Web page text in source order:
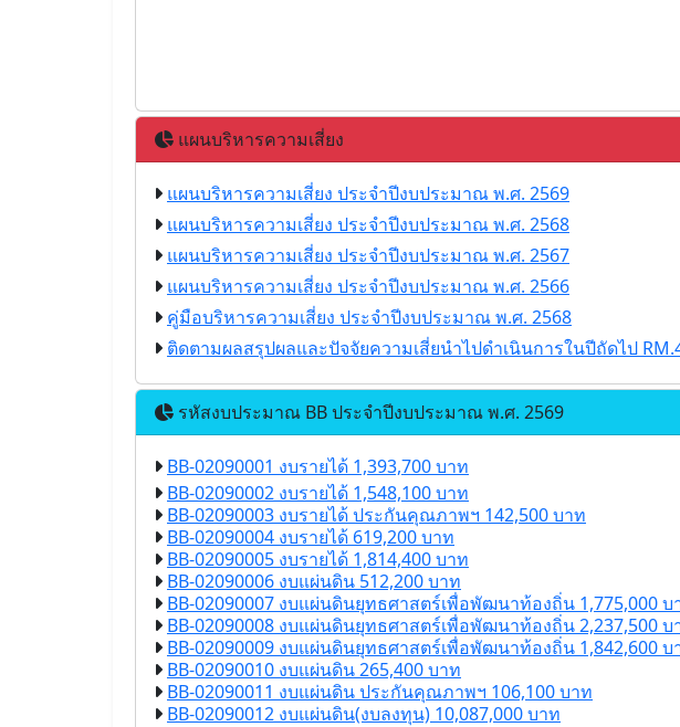
แผนบริหารความเสี่ยง
แผนบริหารความเสี่ยง ประจำปีงบประมาณ พ.ศ. 2569
แผนบริหารความเสี่ยง ประจำปีงบประมาณ พ.ศ. 2568
แผนบริหารความเสี่ยง ประจำปีงบประมาณ พ.ศ. 2567
แผนบริหารความเสี่ยง ประจำปีงบประมาณ พ.ศ. 2566
คู่มือบริหารความเสี่ยง ประจำปีงบประมาณ พ.ศ. 2568
ติดตามผลสรุปผลและปัจจัยความเสี่ยนำไปดำเนินการในปีถัดไป
รหัสงบประมาณ BB ประจำปีงบประมาณ พ.ศ. 2569
BB-02090001 งบรายได้ 1,393,700 บาท
BB-02090002 งบรายได้ 1,548,100 บาท
BB-02090003 งบรายได้ ประกันคุณภาพฯ 142,500 บาท
BB-02090004 งบรายได้ 619,200 บาท
BB-02090005 งบรายได้ 1,814,400 บาท
BB-02090006 งบแผ่นดิน 512,200 บาท
BB-02090007 งบแผ่นดินยุทธศาสตร์เพื่อพัฒนาท้องถิ่น 1,775,000 บ
BB-02090008 งบแผ่นดินยุทธศาสตร์เพื่อพัฒนาท้องถิ่น 2,237,500 บ
BB-02090009 งบแผ่นดินยุทธศาสตร์เพื่อพัฒนาท้องถิ่น 1,842,600 บ
BB-02090010 งบแผ่นดิน 265,400 บาท
BB-02090011 งบแผ่นดิน ประกันคุณภาพฯ 106,100 บาท
BB-02090012 งบแผ่นดิน(งบลงทุน) 10,087,000 บาท